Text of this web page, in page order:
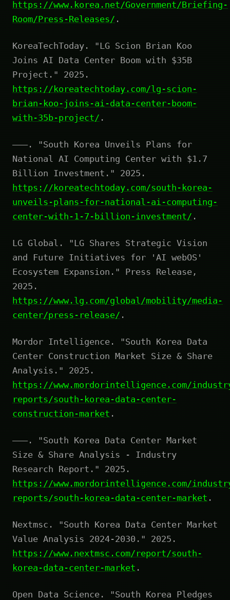
https://www.korea.net/Government/Briefing-
Room/Press-Releases/ .
KoreaTechToday. "LG Scion Brian Koo
Joins AI Data Center Boom with $35B
Project." 2025.
https://koreatechtoday.com/lg-scion-
brian-koo-joins-ai-data-center-boom-
with-35b-project/ .
———. "South Korea Unveils Plans for
National AI Computing Center with $1.7
Billion Investment." 2025.
https://koreatechtoday.com/south-korea-
unveils-plans-for-national-ai-computing-
center-with-1-7-billion-investment/ .
LG Global. "LG Shares Strategic Vision
and Future Initiatives for 'AI webOS'
Ecosystem Expansion." Press Release,
2025.
https://www.lg.com/global/mobility/media-
center/press-release/ .
Mordor Intelligence. "South Korea Data
Center Construction Market Size & Share
Analysis." 2025.
https://www.mordorintelligence.com/
reports/south-korea-data-center-
construction-market .
———. "South Korea Data Center Market
Size & Share Analysis - Industry
Research Report." 2025.
https://www.mordorintelligence.com/
reports/south-korea-data-center-market .
Nextmsc. "South Korea Data Center Market
Value Analysis 2024-2030." 2025.
https://www.nextmsc.com/report/south-
korea-data-center-market .
Open Data Science. "South Korea Pledges